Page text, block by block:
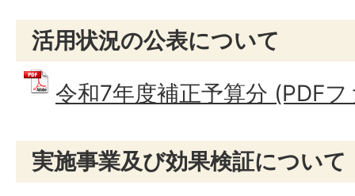
活用状況の公表について
令和7年度補正予算分 (PDF
実施事業及び効果検証について